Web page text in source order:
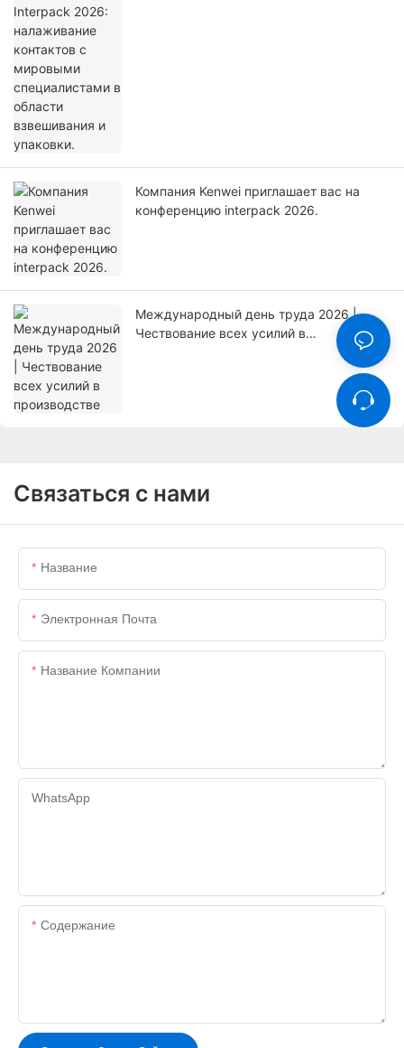
Компания Kenwei приглашает вас на
конференцию interpack 2026.
Международный день труда 2026 |
Чествование всех усилий в
Связаться с нами
Название
Электронная Почта
Название Компании
WhatsApp
Содержание